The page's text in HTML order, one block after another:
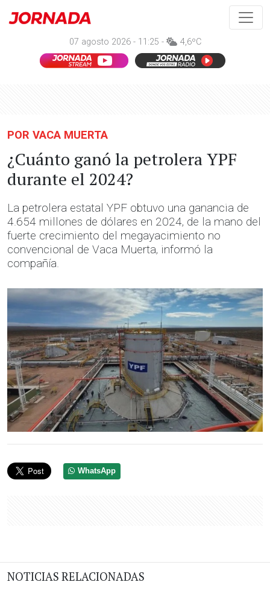
07 agosto 2026 - 11:25 - 4,6ºC
POR VACA MUERTA
¿Cuánto ganó la petrolera YPF
durante el 2024?
La petrolera estatal YPF obtuvo una ganancia de
4.654 millones de dólares en 2024, de la mano del
fuerte crecimiento del megayacimiento no
convencional de Vaca Muerta, informó la
compañía.
WhatsApp
NOTICIAS RELACIONADAS